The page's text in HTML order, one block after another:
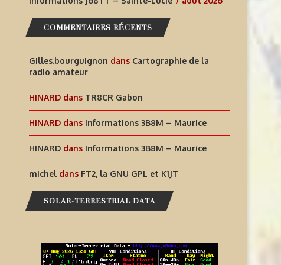
AIDEZ À OFFRIR AUX ENFANTS
DES EXPÉRIENCES
RADIOPHONIQUES...
INFORMATIONS J68TT –
COMMENTAIRES RÉCENTS
Gilles.bourguignon dans Cartographie de la
radio amateur
HINARD dans TR8CR Gabon
HINARD dans Informations 3B8M – Maurice
HINARD dans Informations 3B8M – Maurice
michel dans FT2, la GNU GPL et K1JT
SOLAR-TERRESTRIAL DATA